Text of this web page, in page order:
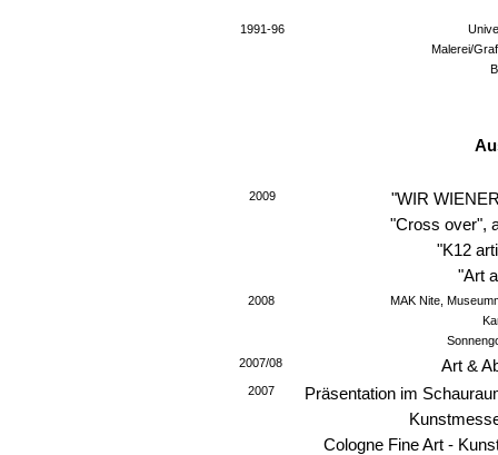
1991-96
Malerei/
2009
"WIR
"Cross over",
"K12
"Art
2008
MAK Nite,
2007/08
Art &
2007
Präsentation im
Cologne Fine Art -